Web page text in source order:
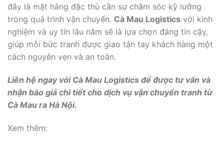
đây là mặt hàng đặc thù cần sự chăm sóc kỹ lưỡng
trong quá trình vận chuyển. Cà Mau Logistics với kinh
nghiệm và uy tín lâu năm sẽ là lựa chọn đáng tin cậy,
giúp mỗi bức tranh được giao tận tay khách hàng một
cách nguyên vẹn và an toàn.
Liên hệ ngay với Cà Mau Logistics để được tư vấn và
nhận báo giá chi tiết cho dịch vụ vận chuyển tranh từ
Cà Mau ra Hà Nội.
Xem thêm: